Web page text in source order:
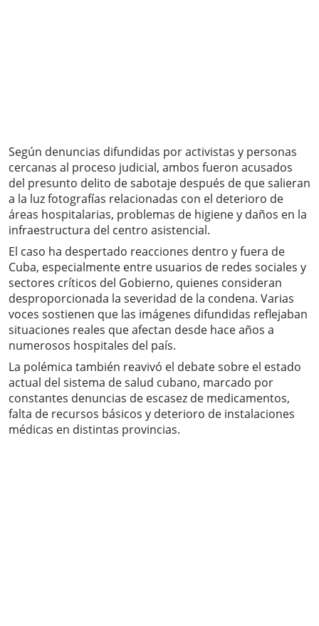
Según denuncias difundidas por activistas y personas
cercanas al proceso judicial, ambos fueron acusados
del presunto delito de sabotaje después de que salieran
a la luz fotografías relacionadas con el deterioro de
áreas hospitalarias, problemas de higiene y daños en la
infraestructura del centro asistencial.
El caso ha despertado reacciones dentro y fuera de
Cuba, especialmente entre usuarios de redes sociales y
sectores críticos del Gobierno, quienes consideran
desproporcionada la severidad de la condena. Varias
voces sostienen que las imágenes difundidas reflejaban
situaciones reales que afectan desde hace años a
numerosos hospitales del país.
La polémica también reavivó el debate sobre el estado
actual del sistema de salud cubano, marcado por
constantes denuncias de escasez de medicamentos,
falta de recursos básicos y deterioro de instalaciones
médicas en distintas provincias.